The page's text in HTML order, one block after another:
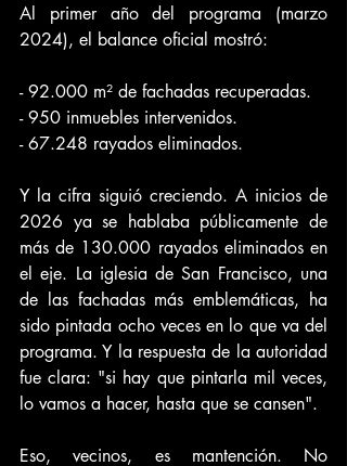
Al primer año del programa (marzo
2024), el balance oficial mostró:
- 92.000 m² de fachadas recuperadas.
- 950 inmuebles intervenidos.
- 67.248 rayados eliminados.
Y la cifra siguió creciendo. A inicios de
2026 ya se hablaba públicamente de
más de 130.000 rayados eliminados en
el eje. La iglesia de San Francisco, una
de las fachadas más emblemáticas, ha
sido pintada ocho veces en lo que va del
programa. Y la respuesta de la autoridad
fue clara: "si hay que pintarla mil veces,
lo vamos a hacer, hasta que se cansen".
Eso, vecinos, es mantención. No